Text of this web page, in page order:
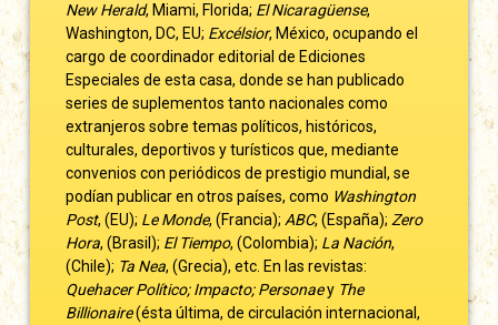
New Herald, Miami, Florida; El Nicaragüense,
Washington, DC, EU; Excélsior, México, ocupando el
cargo de coordinador editorial de Ediciones
Especiales de esta casa, donde se han publicado
series de suplementos tanto nacionales como
extranjeros sobre temas políticos, históricos,
culturales, deportivos y turísticos que, mediante
convenios con periódicos de prestigio mundial, se
podían publicar en otros países, como Washington
Post, (EU); Le Monde, (Francia); ABC, (España); Zero
Hora, (Brasil); El Tiempo, (Colombia); La Nación,
(Chile); Ta Nea, (Grecia), etc. En las revistas:
Quehacer Político; Impacto; Personaey The
Billionaire(ésta última, de circulación internacional,